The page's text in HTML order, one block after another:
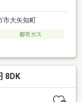
市大矢知町
都市ガス
8DK